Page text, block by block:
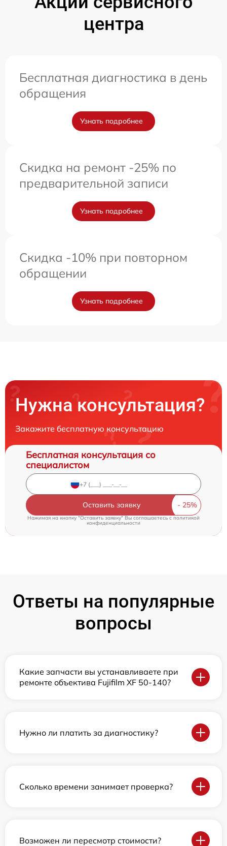
центра
Бесплатная диагностика в день
обращения
Узнать подробнее
Скидка на ремонт -25% по
предварительной записи
Узнать подробнее
Скидка -10% при повторном
обращении
Узнать подробнее
Нужна консультация?
Закажите бесплатную консультацию
Бесплатная консультация со
специалистом
Оставить заявку
Нажимая на кнопку "Оставить заявку" Вы соглашаетесь c политикой
конфиденциальности
Ответы на популярные
вопросы
Какие запчасти вы устанавливаете при
ремонте объектива Fujifilm XF 50-140?
Нужно ли платить за диагностику?
Сколько времени занимает проверка?
Возможен ли пересмотр стоимости?